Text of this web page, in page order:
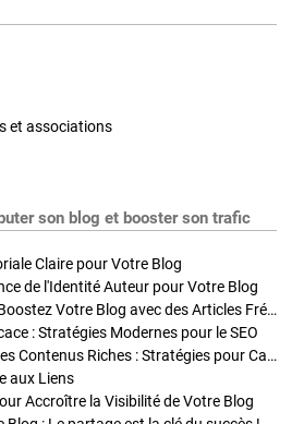
et associations
son blog et booster son trafic
Claire pour Votre Blog
de l'Identité Auteur pour Votre Blog
Stratégies de Publication : Boostez Votre Blog avec des Articles Fréquents et Exclusifs
: Stratégies Modernes pour le SEO
Enrichir Vos Articles avec des Contenus Riches : Stratégies pour Captiver et Optimiser
aux Liens
Accroître la Visibilité de Votre Blog